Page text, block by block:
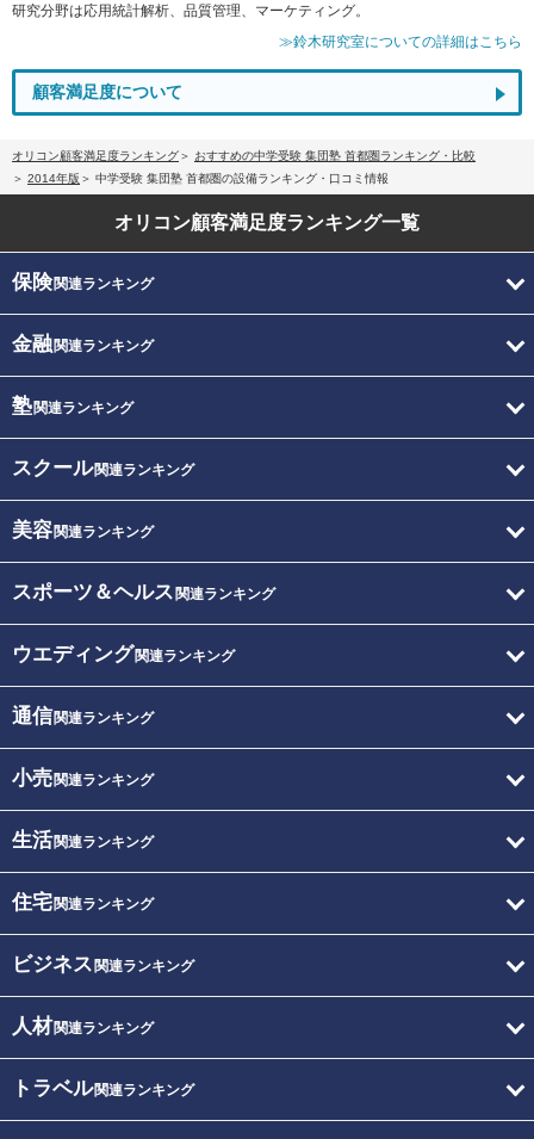
研究分野は応用統計解析、品質管理、マーケティング。
≫鈴木研究室についての詳細はこちら
顧客満足度について
オリコン顧客満足度ランキング
おすすめの中学受験 集団塾 首都圏ランキング・比較
2014年版
中学受験 集団塾 首都圏の設備ランキング・口コミ情報
オリコン顧客満足度ランキング一覧
保険関連ランキング
金融関連ランキング
塾関連ランキング
スクール関連ランキング
美容関連ランキング
スポーツ＆ヘルス 関連ランキング
ウエディング関連ランキング
通信関連ランキング
小売関連ランキング
生活関連ランキング
住宅関連ランキング
ビジネス 関連ランキング
人材関連ランキング
トラベル関連ランキング